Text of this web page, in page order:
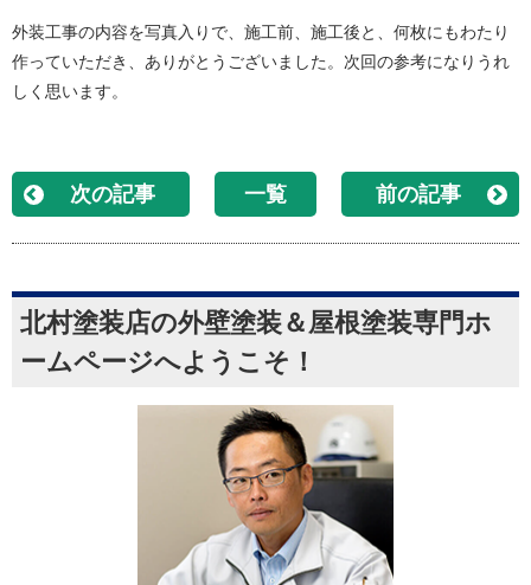
外装工事の内容を写真入りで、施工前、施工後と、何枚にもわたり
作っていただき、ありがとうございました。次回の参考になりうれ
しく思います。
次の記事 一覧 前の記事
北村塗装店の外壁塗装＆屋根塗装専門ホ
ームページへようこそ！